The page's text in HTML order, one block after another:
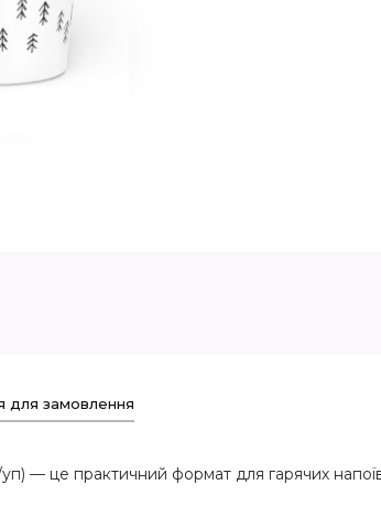
для замовлення
— це практичний формат для гарячих